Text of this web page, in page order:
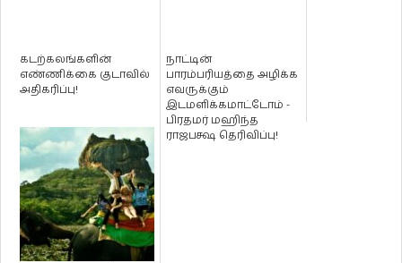
கடற்கலங்களின்
எண்ணிக்கை குடாவில்
அதிகரிப்பு!
நாட்டின்
பாரம்பரியத்தை அழிக்க
எவருக்கும்
இடமளிக்கமாட்டோம் -
பிரதமர் மஹிந்த
ராஜபக்ஷ தெரிவிப்பு!